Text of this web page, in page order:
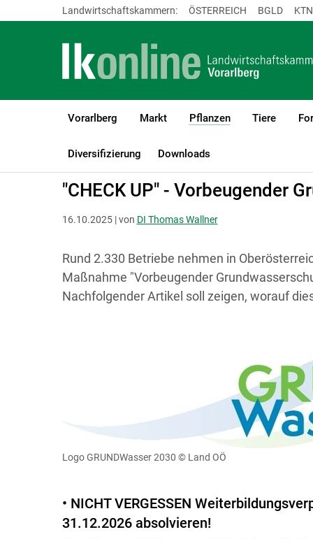
Landwirtschaftskammern: ÖSTERREICH BGLD KTN
Vorarlberg Markt Pflanzen
(current)1
Tiere
Diversifizierung Downloads
LK Vorarlberg Pflanzen Boden-, Wasserschutz & Düngung
"CHECK UP" - Vorbeugender
16.10.2025 | von DI Thomas Wallner
Rund 2.330 Betriebe nehmen in
Maßnahme "Vorbeugender
Nachfolgender Artikel soll zeigen, worauf
Logo GRUNDWasser 2030 © Land OÖ
• NICHT VERGESSEN
31.12.2026 absolvieren!